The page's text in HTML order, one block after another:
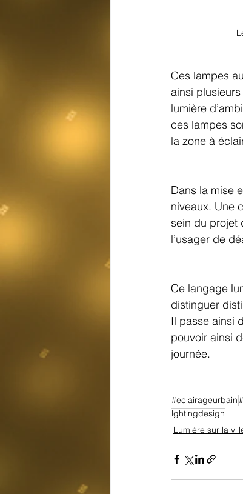
Ces lampes
ainsi
lumière
ces lampes
la zone à
Dans la mise
niveaux. Une
sein du projet
l’usager de
Ce langage
distinguer
Il passe ainsi
pouvoir ainsi
journée.
#eclairageurbain
lghtingdesign
Lumière sur la